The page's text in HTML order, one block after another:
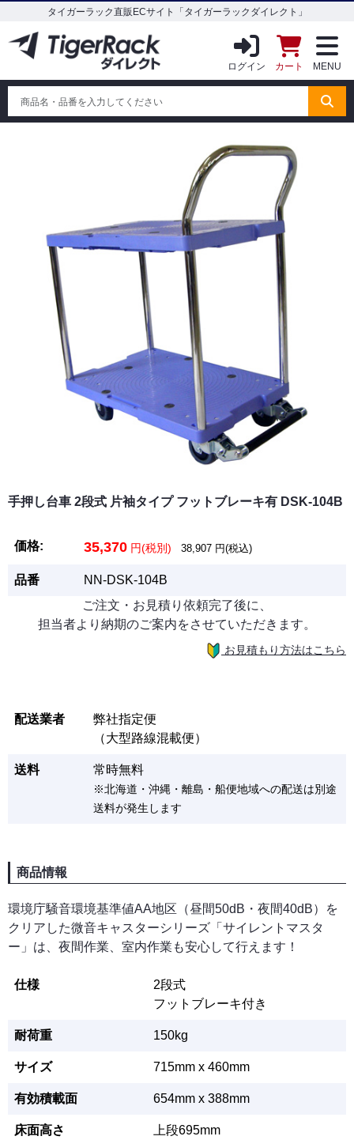
タイガーラック直販ECサイト「タイガーラックダイレクト」
ログイン カート MENU
手押し台車 2段式 片袖タイプ フットブレーキ有 DSK-104B
価格: 35,370 円(税別) 38,907 円(税込)
品番
NN-DSK-104B
ご注文・お見積り依頼完了後に、
担当者より納期のご案内をさせていただきます。
お見積もり方法はこちら
配送業者
弊社指定便
（大型路線混載便）
送料 常時無料
※北海道・沖縄・離島・船便地域への配送は別途
送料が発生します
商品情報
環境庁騒音環境基準値AA地区（昼間50dB・夜間40dB）を
クリアした微音キャスターシリーズ「サイレントマスタ
ー」は、夜間作業、室内作業も安心して行えます！
仕様
2段式
フットブレーキ付き
耐荷重 150kg
サイズ 715mm x 460mm
有効積載面 654mm x 388mm
床面高さ
上段695mm